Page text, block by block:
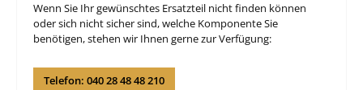
Wenn Sie Ihr gewünschtes Ersatzteil nicht finden können
oder sich nicht sicher sind, welche Komponente Sie
benötigen, stehen wir Ihnen gerne zur Verfügung:
Telefon: 040 28 48 48 210